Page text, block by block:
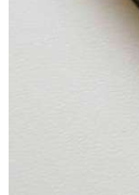
заключены